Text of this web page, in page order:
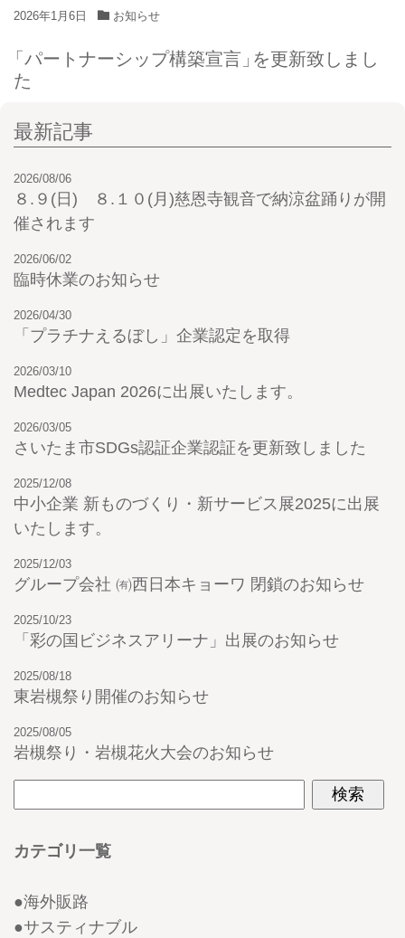
2026年1月6日 お知らせ
「パートナーシップ構築宣言 」を更新致しまし
た
最新記事
2026/08/06
８.９(日) ８.１０(月)慈恩寺観音で納涼盆踊りが開
催されます
2026/06/02
臨時休業のお知らせ
2026/04/30
「プラチナえるぼし」企業認定を取得
2026/03/10
Medtec Japan 2026に出展いたします。
2026/03/05
さいたま市SDGs認証企業認証を更新致しました
2025/12/08
中小企業 新ものづくり・新サービス展2025に出展
いたします。
2025/12/03
グループ会社 ㈲西日本キョーワ 閉鎖のお知らせ
2025/10/23
「彩の国ビジネスアリーナ」出展のお知らせ
2025/08/18
東岩槻祭り開催のお知らせ
2025/08/05
岩槻祭り・岩槻花火大会のお知らせ
カテゴリ一覧
●海外販路
●サスティナブル